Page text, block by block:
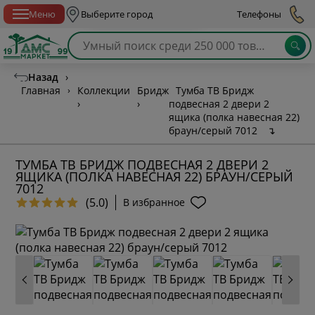
Меню Выберите город Телефоны
Назад ›
Главная
›
Коллекции
›
Бридж
›
Тумба ТВ Бридж
подвесная 2 двери 2
ящика (полка навесная 22)
браун/серый 7012
↴
ТУМБА ТВ БРИДЖ ПОДВЕСНАЯ 2 ДВЕРИ 2
ЯЩИКА (ПОЛКА НАВЕСНАЯ 22) БРАУН/СЕРЫЙ
7012
(5.0) В избранное